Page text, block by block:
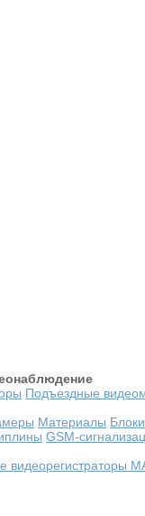
Подъездные
Материалы
GSM-
видеорегистраторы